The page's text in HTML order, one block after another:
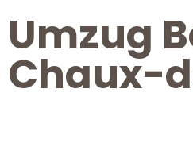
Umzug
Chaux-